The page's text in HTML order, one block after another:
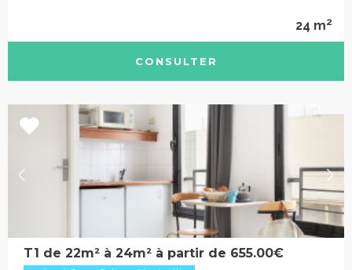
24 m2
CONSULTER
T1 de 22m² à 24m² à partir de 655.00€